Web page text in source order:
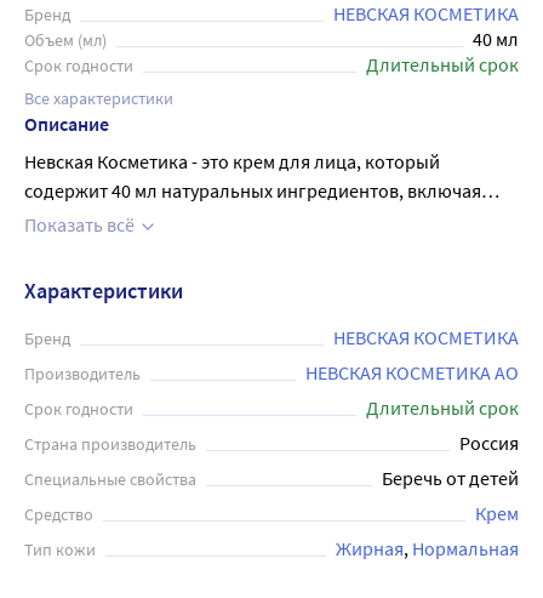
Бренд НЕВСКАЯ КОСМЕТИКА
Объем (мл) 40 мл
Срок годности Длительный срок
Все характеристики
Описание
Невская Косметика - это крем для лица, который
содержит 40 мл натуральных ингредиентов, включая
экстракт календулы. Он разработан специально для
Календула, благодаря своим противовоспалительным
свойствам, успокаивает кожу, уменьшает покраснение и
улучшает ее общее состояние. Крем легко наносится,
быстро впитывается и не оставляет жирной пленки на
сохранить здоровую, ухоженную кожу лица.
Показать всё
Характеристики
Бренд НЕВСКАЯ КОСМЕТИКА
Производитель НЕВСКАЯ КОСМЕТИКА АО
Срок годности Длительный срок
Страна производитель Россия
Специальные свойства Беречь от детей
Средство Крем
Тип кожи Жирная Нормальная